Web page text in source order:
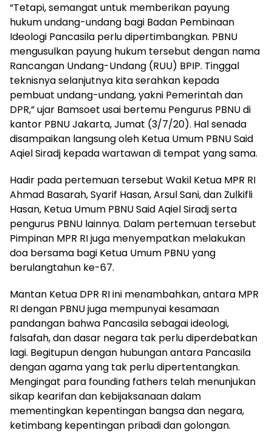
“Tetapi, semangat untuk memberikan payung
hukum undang-undang bagi Badan Pembinaan
Ideologi Pancasila perlu dipertimbangkan. PBNU
mengusulkan payung hukum tersebut dengan nama
Rancangan Undang-Undang (RUU) BPIP. Tinggal
teknisnya selanjutnya kita serahkan kepada
pembuat undang-undang, yakni Pemerintah dan
DPR,” ujar Bamsoet usai bertemu Pengurus PBNU di
kantor PBNU Jakarta, Jumat (3/7/20). Hal senada
disampaikan langsung oleh Ketua Umum PBNU Said
Aqiel Siradj kepada wartawan di tempat yang sama.
Hadir pada pertemuan tersebut Wakil Ketua MPR RI
Ahmad Basarah, Syarif Hasan, Arsul Sani, dan Zulkifli
Hasan, Ketua Umum PBNU Said Aqiel Siradj serta
pengurus PBNU lainnya. Dalam pertemuan tersebut
Pimpinan MPR RI juga menyempatkan melakukan
doa bersama bagi Ketua Umum PBNU yang
berulangtahun ke-67.
Mantan Ketua DPR RI ini menambahkan, antara MPR
RI dengan PBNU juga mempunyai kesamaan
pandangan bahwa Pancasila sebagai ideologi,
falsafah, dan dasar negara tak perlu diperdebatkan
lagi. Begitupun dengan hubungan antara Pancasila
dengan agama yang tak perlu dipertentangkan.
Mengingat para founding fathers telah menunjukan
sikap kearifan dan kebijaksanaan dalam
mementingkan kepentingan bangsa dan negara,
ketimbang kepentingan pribadi dan golongan.